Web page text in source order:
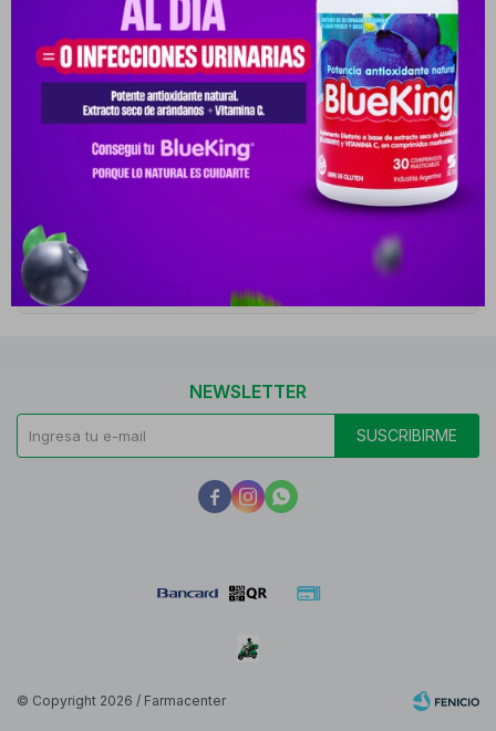
10029709-10029709
PYG 11.372PYG9.666
VER STOCK EN TIENDAS
Envíos
Medios de pago
NEWSLETTER
SUSCRIBIRME
  
© Copyright 2026 / Farmacenter